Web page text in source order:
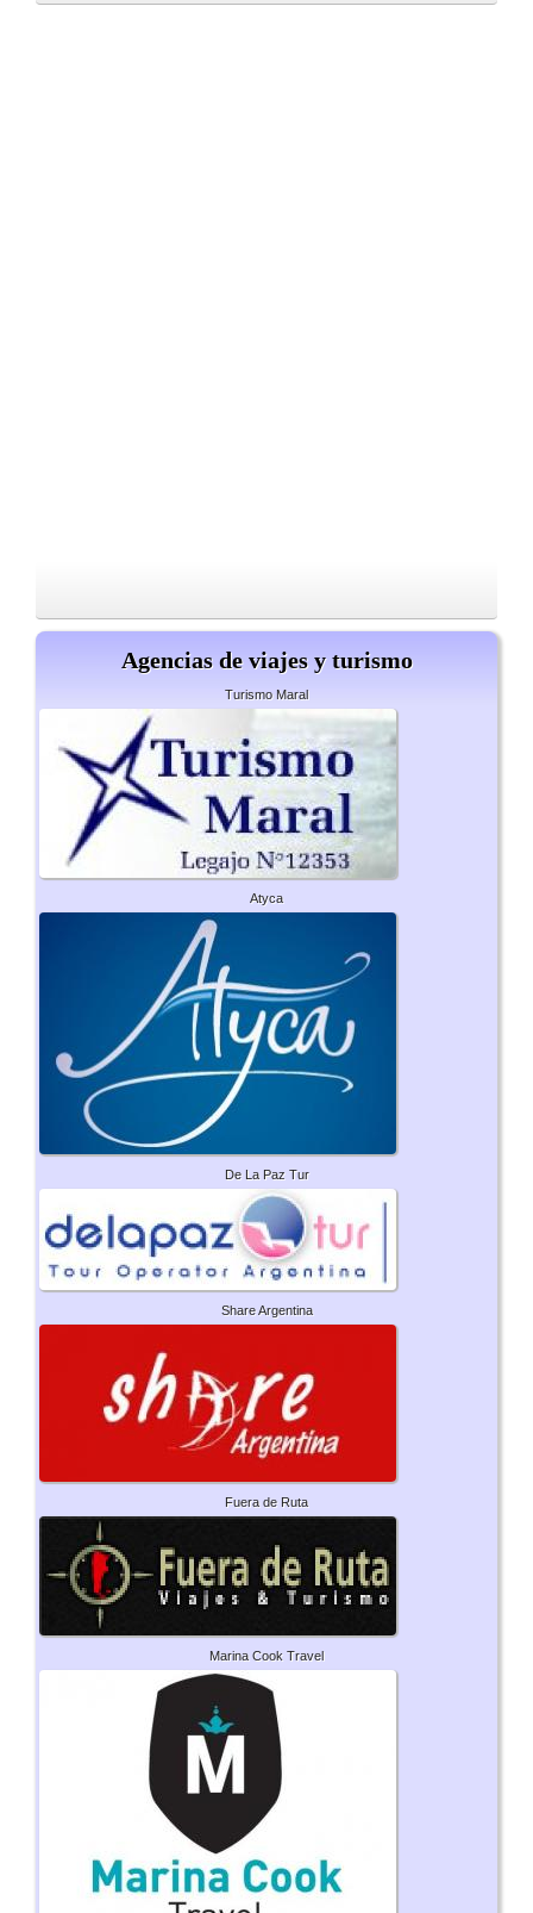
Agencias de viajes y turismo
Turismo Maral
Atyca
De La Paz Tur
Share Argentina
Fuera de Ruta
Marina Cook Travel